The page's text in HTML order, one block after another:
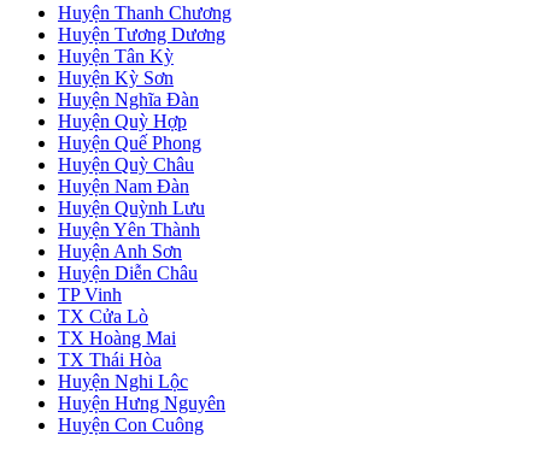
Huyện Thanh Chương
Huyện Tương Dương
Huyện Tân Kỳ
Huyện Kỳ Sơn
Huyện Nghĩa Đàn
Huyện Quỳ Hợp
Huyện Quế Phong
Huyện Quỳ Châu
Huyện Nam Đàn
Huyện Quỳnh Lưu
Huyện Yên Thành
Huyện Anh Sơn
Huyện Diễn Châu
TP Vinh
TX Cửa Lò
TX Hoàng Mai
TX Thái Hòa
Huyện Nghi Lộc
Huyện Hưng Nguyên
Huyện Con Cuông